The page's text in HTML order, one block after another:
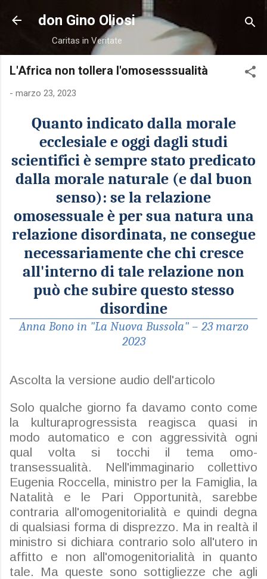
Passa ai contenuti principali
don Gino Oliosi
Caritas in Veritate
L'Africa non tollera l'omosesssualità
- marzo 23, 2023
Quanto indicato dalla morale
ecclesiale e oggi dagli studi
scientifici è sempre stato predicato
dalla morale naturale (e dal buon
senso): se la relazione
omosessuale è per sua naturauna
relazione disordinata, ne consegue
necessariamente chechi cresce
all'interno di tale relazione non
può che subire questo stesso
disordine
Anna Bonoin "La Nuova Bussola" – 23 marzo
2023
Ascolta la versione audio dell'articolo
Solo qualche giorno fa davamo conto come
la kulturaprogressista reagisca quasi in
modo automatico e con aggressività ogni
qual volta si tocchi il tema omo-
transessualità. Nell'immaginario collettivo
Eugenia Roccella, ministro per la Famiglia, la
Natalità e le Pari Opportunità, sarebbe
contraria all'omogenitorialità e quindi degna
di qualsiasi forma di disprezzo. Ma in realtà il
ministro si dichiara contrario solo all'utero in
affitto e non all'omogenitorialità in quanto
tale. Ma queste sono sottigliezze che agli